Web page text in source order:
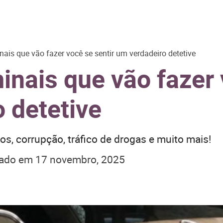
que vão fazer você se sentir um verdadeiro detetive
que vão
detetive
corrupção, tráfico de drogas e muito mais!
em 17 novembro, 2025